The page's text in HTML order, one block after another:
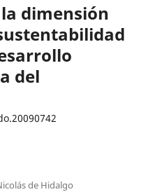
dimensión
del
de Hidalgo